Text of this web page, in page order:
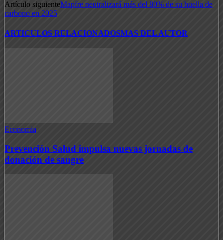
Artículo siguienteMapfre neutralizará más del 80% de su huella de
carbono en 2025
ARTICULOS RELACIONADOSMAS DEL AUTOR
Economia
Prevención Salud impulsa nuevas jornadas de
donación de sangre